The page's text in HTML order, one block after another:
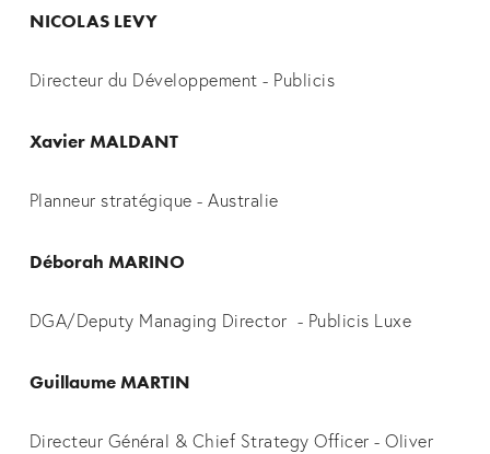
NICOLAS LEVY
Directeur du Développement - Publicis
Xavier MALDANT
Planneur stratégique - Australie
Déborah MARINO
DGA/Deputy Managing Director  - Publicis Luxe
Guillaume MARTIN
Directeur Général & Chief Strategy Officer - Oliver